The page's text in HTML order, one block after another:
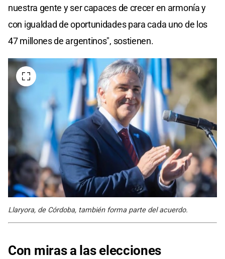
nuestra gente y ser capaces de crecer en armonía y
con igualdad de oportunidades para cada uno de los
47 millones de argentinos", sostienen.
Llaryora, de Córdoba, también forma parte del acuerdo.
Con miras a las elecciones